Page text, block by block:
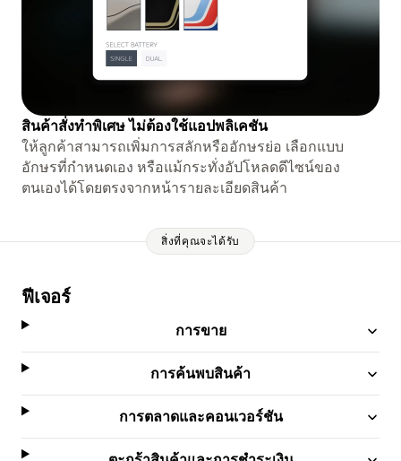
สินค้าสั่งทำพิเศษ ไม่ต้องใช้แอปพลิเคชัน
ให้ลูกค้าสามารถเพิ่มการสลักหรืออักษรย่อ เลือกแบบ
อักษรที่กำหนดเอง หรือแม้กระทั่งอัปโหลดดีไซน์ของ
ตนเองได้โดยตรงจากหน้ารายละเอียดสินค้า
สิ่งที่คุณจะได้รับ
ฟีเจอร์
การขาย
การค้นพบสินค้า
การตลาดและคอนเวอร์ชัน